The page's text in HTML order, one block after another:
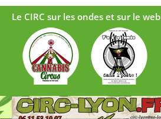
Le CIRC sur les ondes et sur le web